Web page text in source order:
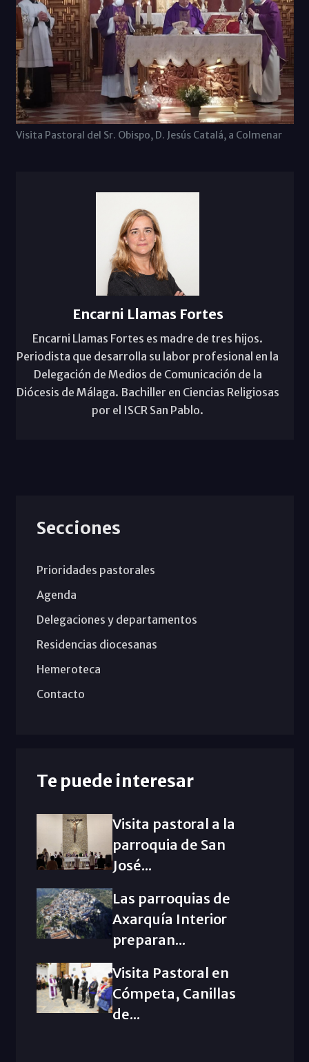
Visita Pastoral del Sr. Obispo, D. Jesús Catalá, a Colmenar
Encarni Llamas Fortes
Encarni Llamas Fortes es madre de tres hijos.
Periodista que desarrolla su labor profesional en la
Delegación de Medios de Comunicación de la
Diócesis de Málaga. Bachiller en Ciencias Religiosas
por el ISCR San Pablo.
Secciones
Prioridades pastorales
Agenda
Delegaciones y departamentos
Residencias diocesanas
Hemeroteca
Contacto
Te puede interesar
Visita pastoral a la
parroquia de San
José...
Las parroquias de
Axarquía Interior
preparan...
Visita Pastoral en
Cómpeta, Canillas
de...